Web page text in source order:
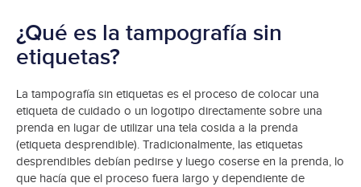
¿Qué es la tampografía sin
etiquetas?
La tampografía sin etiquetas es el proceso de colocar una
etiqueta de cuidado o un logotipo directamente sobre una
prenda en lugar de utilizar una tela cosida a la prenda
(etiqueta desprendible). Tradicionalmente, las etiquetas
desprendibles debían pedirse y luego coserse en la prenda, lo
que hacía que el proceso fuera largo y dependiente de